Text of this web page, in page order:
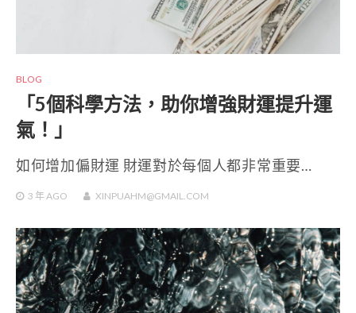
BLOG
「5個科學方法，助你增強財運提升運
氣！」
如何增加偏財運 財運對於每個人都非常重要…
3 年 AGO XINPUAHM@GMAIL.COM